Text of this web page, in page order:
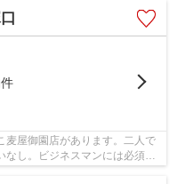
麦屋御園店があります。二人で
なし。ビジネスマンには必須